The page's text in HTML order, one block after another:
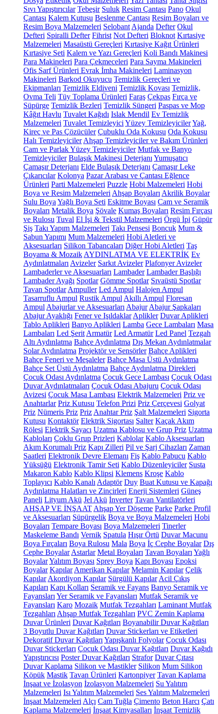
Sıvı Yapıştırıcılar Tebeşir Suluk Resim Çantası Pano Okul
Çantası Kalem Kutusu Beslenme Çantası Resim Boyaları ve
Resim Boya Malzemeleri Selobant Ajanda Defter Okul
Defteri Spiralli Defter Fihrist Not Defteri Bloknot Kırtasiye
Malzemeleri Masaüstü Gereçleri Kırtasiye Kağıt Ürünleri
Kırtasiye Seti Kalem ve Yazı Gereçleri Koli Bandı Makinesi
Para Makineleri Para Çekmeceleri Para Sayma Makineleri
Ofis Sarf Ürünleri Evrak İmha Makineleri Laminasyon
Makineleri Barkod Okuyucu Temizlik Gereçleri ve
Ekipmanları Temizlik Eldiveni Temizlik Kovası Temizlik,
Ovma Teli Tüy Toplama Ürünleri Faraş Çekpas Fırça ve
Süpürge Temizlik Bezleri Temizlik Süngeri Paspas ve Mop
Kâğıt Havlu Tuvalet Kağıdı Islak Mendil Ev Temizlik
Malzemeleri Tuvalet Temizleyici Yüzey TemizleyicilerYağ,
Kireç ve Pas Çözücüler Çubuklu Oda Kokusu Oda Kokusu
Halı Temizleyiciler Ahşap Temizleyiciler ve Bakım Ürünleri
Cam ve Parlak Yüzey Temizleyiciler Mutfak ve Banyo
Temizleyiciler Bulaşık Makinesi Deterjanı Yumuşatıcı
Çamaşır Deterjanı Elde Bulaşık Deterjanı Çamaşır Leke
Çıkarıcılar Kolonya Pazar Arabası ve Çantası Eğlence
Ürünleri Parti Malzemeleri Puzzle Hobi Malzemeleri Hobi
Boya ve Resim Malzemeleri Ahşap Boyaları Akrilik Boyalar
Sulu Boya Yağlı Boya Seti Eskitme Boyası Cam ve Seramik
Boyaları Metalik Boya Şövale Kumaş Boyaları Resim Fırçası
ve Rulosu Tuval El İşi & Tekstil Malzemeleri Örgü İpi Güpür
Şiş Takı Yapım Malzemeleri Takı Pensesi Boncuk Mum &
Sabun Yapımı Mum Malzemeleri Hobi Aletleri ve
Aksesuarları Silikon Tabancaları Diğer Hobi Aletleri Taş
Boyama & Mozaik AYDINLATMA VE ELEKTRİK Ev
Aydınlatmaları Avizeler Sarkıt Avizeler Plafonyer Avizeler
Lambaderler ve Aksesuarları Lambader Lambader Başlığı
Lambader Ayağı Spotlar Gömme Spotlar Sıvaüstü Spotlar
Tavan Spotlar Ampuller Led Ampul Halojen Ampul
Tasarruflu Ampul Rustik Ampul Akıllı Ampul Floresan
Ampul Abajurlar ve Aksesuarları Abajur Abajur Şapkaları
Abajur Ayaklığı Fener ve Işıldaklar Aplikler Duvar Aplikleri
Tablo Aplikleri Banyo Aplikleri Lamba Gece Lambaları Masa
Lambaları Led Şerit Armatür Led Armatür Led Panel Tezgah
Altı Aydınlatma Bahçe Aydınlatma Dış Mekan Aydınlatmalar
Solar Aydınlatma Projektör ve Sensörler Bahçe Aplikleri
Bahçe Feneri ve Meşaleler Bahçe Masa Üstü Aydınlatma
Bahçe Set Üstü Aydınlatma Bahçe Aydınlatma Direkleri
Çocuk Odası Aydınlatma Çocuk Gece Lambası Çocuk Odası
Duvar Aydınlatmaları Çocuk Odası Abajuru Çocuk Odası
Avizesi Çocuk Masa Lambası Elektrik Malzemeleri Priz ve
Anahtarlar Priz Kutusu Telefon Prizi Priz Çerçevesi Golyat
Priz Nümeris Priz Priz Anahtar Priz Şalt Malzemeleri Sigorta
Kutusu Kontaktör Elektrik Sigortası Şalter Kaçak Akım
Rölesi Elektrik Sayacı Uzatma Kablosu ve Grup Priz Uzatma
Kabloları Çoklu Grup Prizleri Kablolar Kablo Aksesuarları
Akım Korumalı Priz Kapı Zilleri Pil ve Şarj Cihazları Zaman
Saatleri Elektronik Devre Elemanı Fiş Kablo Pabucu Kablo
Yüksüğü Elektronik Tamir Seti Kablo Düzenleyiciler Susta
Makaron Kablo Kablo Klipsi Klemens Kroşe Kablo
Toplayıcı Kablo Kanalı Adaptör Duy Buat Kutusu ve Kapağı
Aydınlatma Halatları ve Zincirleri Enerji Sistemleri Güneş
Paneli Lityum Akü Jel Akü İnverter Tavan Vantilatörleri
AHŞAP VE İNŞAAT Ahşap Yer Döşeme Parke Parke Profil
ve Aksesuarları Süpürgelik Boya ve Boya Malzemeleri Hobi
Boyaları Tempare Boyası Boya Malzemeleri Tinerler
Maskeleme Bandı Vernik Spatula Hışır Örtü Duvar Macunu
Boya Fırçaları Boya Rulosu Mala Boya İç Cephe Boyalar Dış
Cephe Boyalar Astarlar Metal Boyaları Tavan Boyaları Yağlı
BoyalarYalıtım Boyası Sprey Boya Kapı Boyası Epoksi
Boyalar Kapılar Amerikan Kapılar Melamin Kapılar Çelik
Kapılar Akordiyon Kapılar Sürgülü Kapılar Acil Çıkış
Kapıları Kapı Kolları Seramik ve Fayans Banyo Seramik ve
Fayansları Yer Seramik ve Fayansları Mutfak Seramik ve
Fayansları Karo Mozaik Mutfak Tezgahları Laminant Mutfak
Tezgahları Ahşap Mutfak Tezgahları PVC Zemin Kaplama
Duvar Ürünleri Duvar Kağıtları Boyanabilir Duvar Kağıtları
3 Boyutlu Duvar Kağıtları Duvar Stickerları ve Etiketleri
Dekoratif Duvar Kağıtları Yapışkanlı Folyolar Çocuk Odası
Duvar Stickerları Çocuk Odası Duvar Kağıtları Duvar Kağıdı
Yapıştırıcısı Poster Duvar Kağıtları Strafor Duvar Çıtası
Duvar Kaplama Silikon ve Mastikler Silikon Mum Silikon
Köpük Mastik Tavan Ürünleri Kartonpiyer Tavan Kaplama
İnşaat ve İzolasyon İzolasyon Malzemeleri Su Yalıtım
Malzemeleri Isı Yalıtım Malzemeleri Ses Yalıtım Malzemeleri
İnşaat Malzemeleri Alçı Cam Tuğla Çimento Beton Harcı Çatı
Kaplama Malzemeleri İnşaat Kimyasalları İnşaat Temizlik